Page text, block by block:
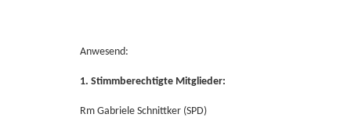
Anwesend:
1. Stimmberechtigte Mitglieder:
Rm Gabriele Schnittker (SPD)